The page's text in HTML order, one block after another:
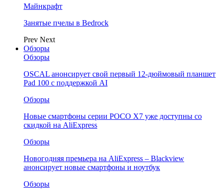
Майнкрафт
Занятые пчелы в Bedrock
Prev Next
Обзоры
Обзоры
OSCAL анонсирует свой первый 12-дюймовый планшет
Pad 100 с поддержкой AI
Обзоры
Новые смартфоны серии POCO X7 уже доступны со
скидкой на AliExpress
Обзоры
Новогодняя премьера на AliExpress – Blackview
анонсирует новые смартфоны и ноутбук
Обзоры